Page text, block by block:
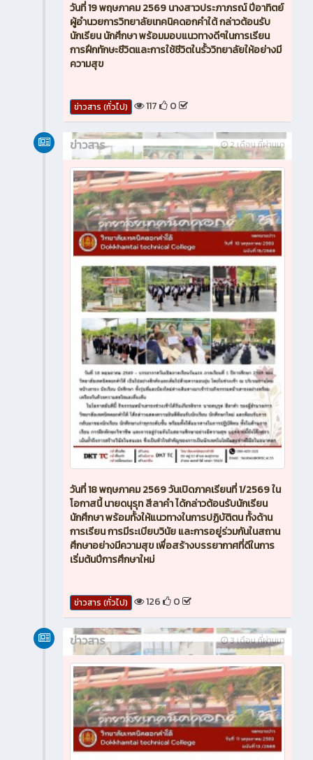
วันที่ 19 พฤษภาคม 2569 นางสาวประภาภรณ์ ปีอาทิตย์
ผู้อำนวยการวิทยาลัยเทคนิคดอกคำใต้ กล่าวต้อนรับ
นักเรียน นักศึกษา พร้อมมอบแนวทางดีๆในการเรียน
การฝึกทักษะชีวิตและการใช้ชีวิตในรั้ววิทยาลัยให้อย่างมี
ความสุข
ข่าวสาร (ทั่วไป) 117 0
2 เดือน ที่ผ่านมา
ข่าวสาร
วันที่ 18 พฤษภาคม 2569 วันเปิดภาคเรียนที่ 1/2569 ใน
โอกาสนี้ นายดนุรุท สีลาคำ ได้กล่าวต้อนรับนักเรียน
นักศึกษา พร้อมทั้งให้แนวทางในการปฏิบัติตน ทั้งด้าน
การเรียน การมีระเบียบวินัย และการอยู่ร่วมกันในสถาน
ศึกษาอย่างมีความสุข เพื่อสร้างบรรยากาศที่ดีในการ
เริ่มต้นปีการศึกษาใหม่
ข่าวสาร (ทั่วไป) 126 0
3 เดือน ที่ผ่านมา
ข่าวสาร